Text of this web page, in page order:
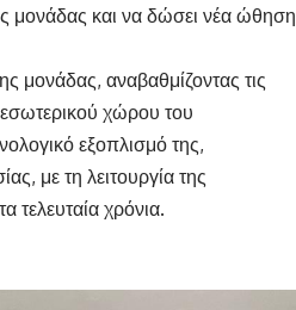
μονάδας και να δώσει νέα ώθηση
μονάδας, αναβαθμίζοντας τις
χώρου του
εξοπλισμό της,
με τη λειτουργία της
χρόνια.